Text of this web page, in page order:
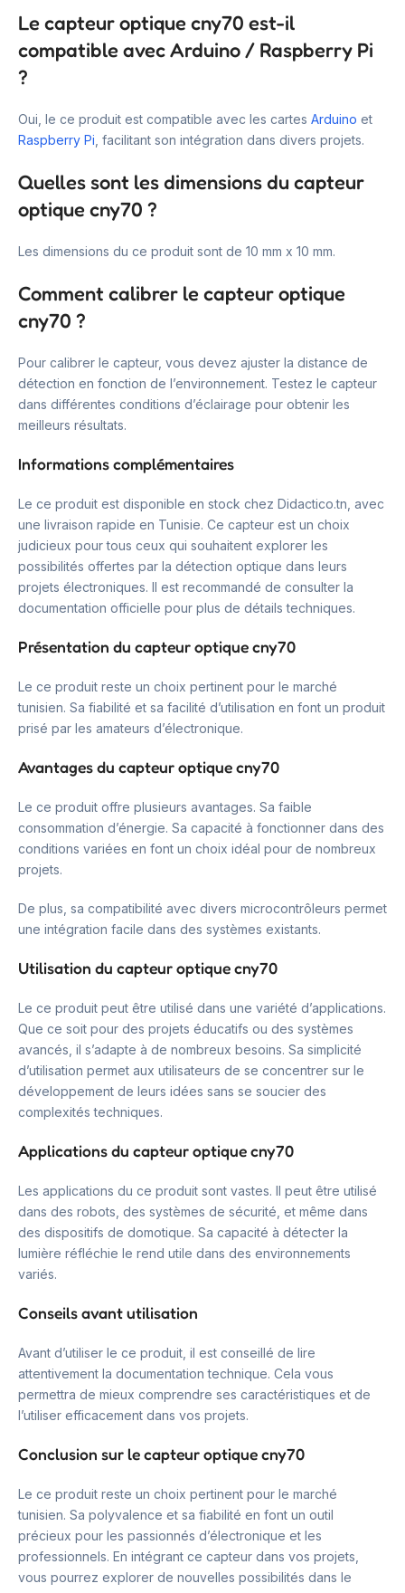
Le capteur optique cny70 est-il
compatible avec Arduino / Raspberry Pi
?
Oui, le ce produit est compatible avec les cartes Arduino et
Raspberry Pi , facilitant son intégration dans divers projets.
Quelles sont les dimensions du capteur
optique cny70 ?
Les dimensions du ce produit sont de 10 mm x 10 mm.
Comment calibrer le capteur optique
cny70 ?
Pour calibrer le capteur, vous devez ajuster la distance de
détection en fonction de l’environnement. Testez le capteur
dans différentes conditions d’éclairage pour obtenir les
meilleurs résultats.
Informations complémentaires
Le ce produit est disponible en stock chez Didactico.tn, avec
une livraison rapide en Tunisie. Ce capteur est un choix
judicieux pour tous ceux qui souhaitent explorer les
possibilités offertes par la détection optique dans leurs
projets électroniques. Il est recommandé de consulter la
documentation officielle pour plus de détails techniques.
Présentation du capteur optique cny70
Le ce produit reste un choix pertinent pour le marché
tunisien. Sa fiabilité et sa facilité d’utilisation en font un produit
prisé par les amateurs d’électronique.
Avantages du capteur optique cny70
Le ce produit offre plusieurs avantages. Sa faible
consommation d’énergie. Sa capacité à fonctionner dans des
conditions variées en font un choix idéal pour de nombreux
projets.
De plus, sa compatibilité avec divers microcontrôleurs permet
une intégration facile dans des systèmes existants.
Utilisation du capteur optique cny70
Le ce produit peut être utilisé dans une variété d’applications.
Que ce soit pour des projets éducatifs ou des systèmes
avancés, il s’adapte à de nombreux besoins. Sa simplicité
d’utilisation permet aux utilisateurs de se concentrer sur le
développement de leurs idées sans se soucier des
complexités techniques.
Applications du capteur optique cny70
Les applications du ce produit sont vastes. Il peut être utilisé
dans des robots, des systèmes de sécurité, et même dans
des dispositifs de domotique. Sa capacité à détecter la
lumière réfléchie le rend utile dans des environnements
variés.
Conseils avant utilisation
Avant d’utiliser le ce produit, il est conseillé de lire
attentivement la documentation technique. Cela vous
permettra de mieux comprendre ses caractéristiques et de
l’utiliser efficacement dans vos projets.
Conclusion sur le capteur optique cny70
Le ce produit reste un choix pertinent pour le marché
tunisien. Sa polyvalence et sa fiabilité en font un outil
précieux pour les passionnés d’électronique et les
professionnels. En intégrant ce capteur dans vos projets,
vous pourrez explorer de nouvelles possibilités dans le